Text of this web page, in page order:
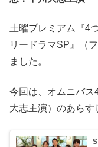
土曜プレミアム『4
リードラマSP』（
ました。
今回は、オムニバス
大志主演）のあらす